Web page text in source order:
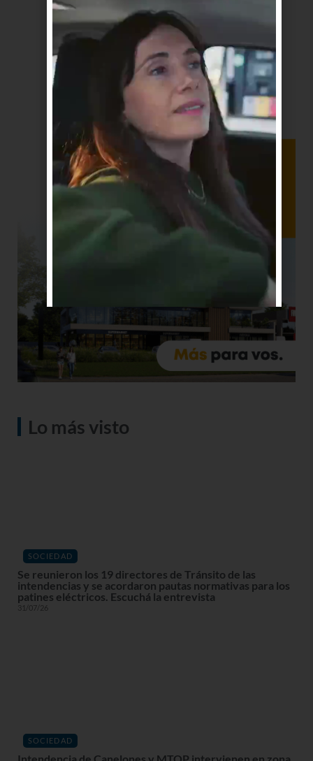
Lo más visto
SOCIEDAD
Se reunieron los 19 directores de Tránsito de las
intendencias y se acordaron pautas normativas para los
patines eléctricos. Escuchá la entrevista
31/07/26
SOCIEDAD
Intendencia de Canelones y MTOP intervienen en zona